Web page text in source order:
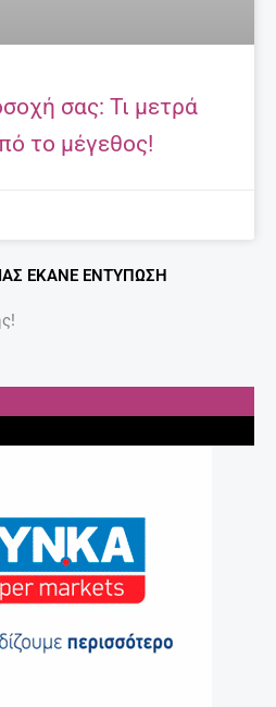
σας: Τι μετρά
το μέγεθος!
ΈΚΑΝΕ ΕΝΤΎΠΩΣΗ